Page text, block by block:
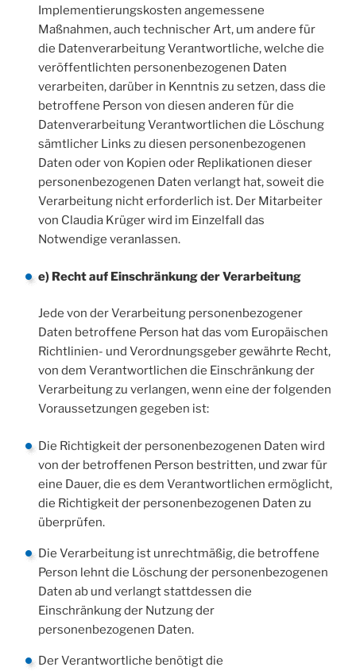
Implementierungskosten angemessene
Maßnahmen, auch technischer Art, um andere für
die Datenverarbeitung Verantwortliche, welche die
veröffentlichten personenbezogenen Daten
verarbeiten, darüber in Kenntnis zu setzen, dass die
betroffene Person von diesen anderen für die
Datenverarbeitung Verantwortlichen die Löschung
sämtlicher Links zu diesen personenbezogenen
Daten oder von Kopien oder Replikationen dieser
personenbezogenen Daten verlangt hat, soweit die
Verarbeitung nicht erforderlich ist. Der Mitarbeiter
von Claudia Krüger wird im Einzelfall das
Notwendige veranlassen.
e) Recht auf Einschränkung der Verarbeitung
Jede von der Verarbeitung personenbezogener
Daten betroffene Person hat das vom Europäischen
Richtlinien- und Verordnungsgeber gewährte Recht,
von dem Verantwortlichen die Einschränkung der
Verarbeitung zu verlangen, wenn eine der folgenden
Voraussetzungen gegeben ist:
Die Richtigkeit der personenbezogenen Daten wird
von der betroffenen Person bestritten, und zwar für
eine Dauer, die es dem Verantwortlichen ermöglicht,
die Richtigkeit der personenbezogenen Daten zu
überprüfen.
Die Verarbeitung ist unrechtmäßig, die betroffene
Person lehnt die Löschung der personenbezogenen
Daten ab und verlangt stattdessen die
Einschränkung der Nutzung der
personenbezogenen Daten.
Der Verantwortliche benötigt die